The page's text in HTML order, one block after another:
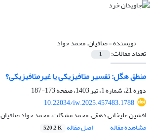
نویسنده =صافیان، محمد جواد
تعداد مقالات: 1
منطق هگل: تفسیر متافیزیکی یا غیرمتافیزیکی؟
دوره 21، شماره 1، تیر 1403، صفحه
173-187
10.22034/iw.2025.457483.1788
افشین علیخانی دهقی، محمد مشکات، محمد جواد صافیان
مشاهده مقاله
اصل مقاله 520.2 K